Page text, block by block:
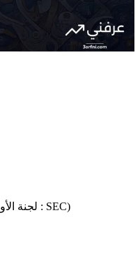
(نموذج : Form لجنة الأوراق المالية والبورصات : SEC)